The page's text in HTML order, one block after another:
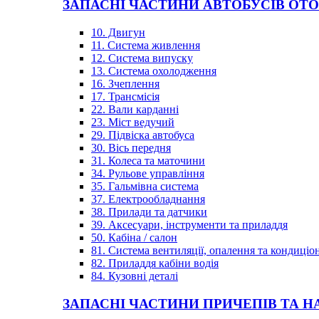
ЗАПАСНІ ЧАСТИНИ АВТОБУСІВ
10. Двигун
11. Система живлення
12. Система випуску
13. Система охолодження
16. Зчеплення
17. Трансмісія
22. Вали карданні
23. Міст ведучий
29. Підвіска автобуса
30. Вісь передня
31. Колеса та маточини
34. Рульове управління
35. Гальмівна система
37. Електрообладнання
38. Прилади та датчики
39. Аксесуари, інструменти та приладдя
50. Кабіна / салон
81. Система вентиляції, опалення та
82. Приладдя кабіни водія
84. Кузовні деталі
ЗАПАСНІ ЧАСТИНИ ПРИЧЕПІВ ТА